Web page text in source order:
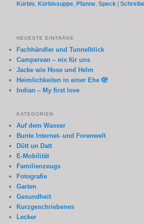
Kürbis, Kürbissuppe, Pfanne,Speck |
NEUESTE EINTRÄGE
Fachhändler und Tunnelblick
Campervan – nix für uns
Jacke wie Hose und Helm
Heimlichkeiten in einer Ehe 🫣
Indian – My first love
KATEGORIEN
Auf dem Wasser
Bunte Internet- und Forenwelt
Dütt un Datt
E-Mobilität
Familienzeugs
Fotografie
Garten
Gesundheit
Kurzgeschriebenes
Lecker